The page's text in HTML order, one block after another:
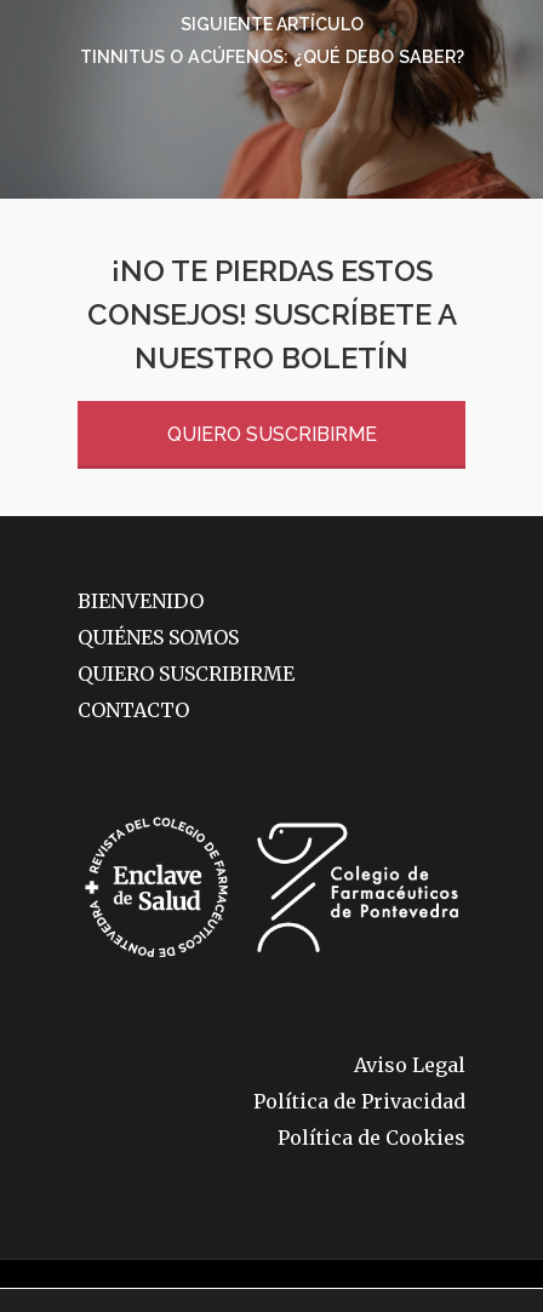
SIGUIENTE ARTÍCULO
TINNITUS O ACÚFENOS: ¿QUÉ DEBO SABER?
¡NO TE PIERDAS ESTOS
CONSEJOS! SUSCRÍBETE A
NUESTRO BOLETÍN
QUIERO SUSCRIBIRME
BIENVENIDO
QUIÉNES SOMOS
QUIERO SUSCRIBIRME
CONTACTO
Aviso Legal
Política de Privacidad
Política de Cookies